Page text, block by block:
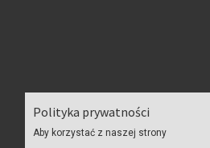
Polityka prywatności
Aby korzystać z naszej strony